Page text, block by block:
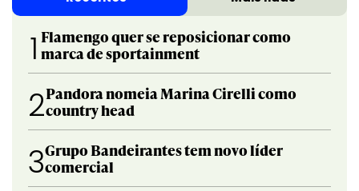
1 Flamengo quer se reposicionar como
marca de sportainment
2Pandora nomeia Marina Cirelli como
country head
3Grupo Bandeirantes tem novo líder
comercial